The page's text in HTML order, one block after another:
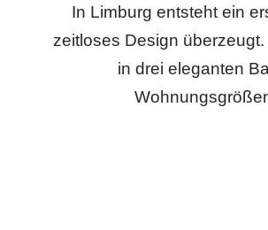
In Limburg entsteht ein
zeitloses Design
in drei eleganten